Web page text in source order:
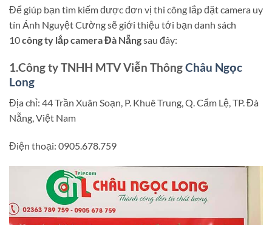
Để giúp bạn tìm kiếm được đơn vị thi công lắp đặt camera uy
tín Ánh Nguyệt Cường sẽ giới thiệu tới bạn danh sách
10công ty lắp camera Đà Nẵngsau đây:
1.Công ty TNHH MTV Viễn ThôngChâu Ngọc
Long
Địa chỉ: 44 Trần Xuân Soạn, P. Khuê Trung, Q. Cẩm Lệ, TP. Đà
Nẵng, Việt Nam
Điện thoại: 0905.678.759